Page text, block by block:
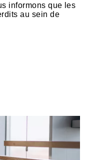
informons que les
au sein de